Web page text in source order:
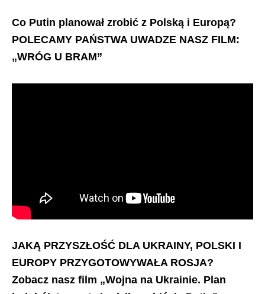
Co Putin planował zrobić z Polską i Europą?
POLECAMY PAŃSTWA UWADZE NASZ FILM:
„WRÓG U BRAM”
JAKĄ PRZYSZŁOŚĆ DLA UKRAINY, POLSKI I
EUROPY PRZYGOTOWYWAŁA ROSJA?
Zobacz nasz film „Wojna na Ukrainie. Plan